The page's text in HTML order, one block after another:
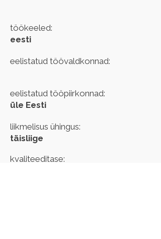
töökeeled:
eesti
eelistatud töövaldkonnad:
eelistatud tööpiirkonnad:
üle Eesti
liikmelisus ühingus:
täisliige
kvaliteeditase: